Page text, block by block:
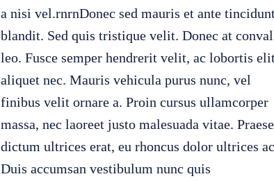
a nisi vel.rnrnDonec sed mauris et ante
blandit. Sed quis tristique velit. Donec at
leo. Fusce semper hendrerit velit, ac lobortis
aliquet nec. Mauris vehicula purus nunc, vel
finibus velit ornare a. Proin cursus ullamcorper
massa, nec laoreet justo malesuada vitae.
dictum ultrices erat, eu rhoncus dolor ultrices
Duis accumsan vestibulum nunc quis